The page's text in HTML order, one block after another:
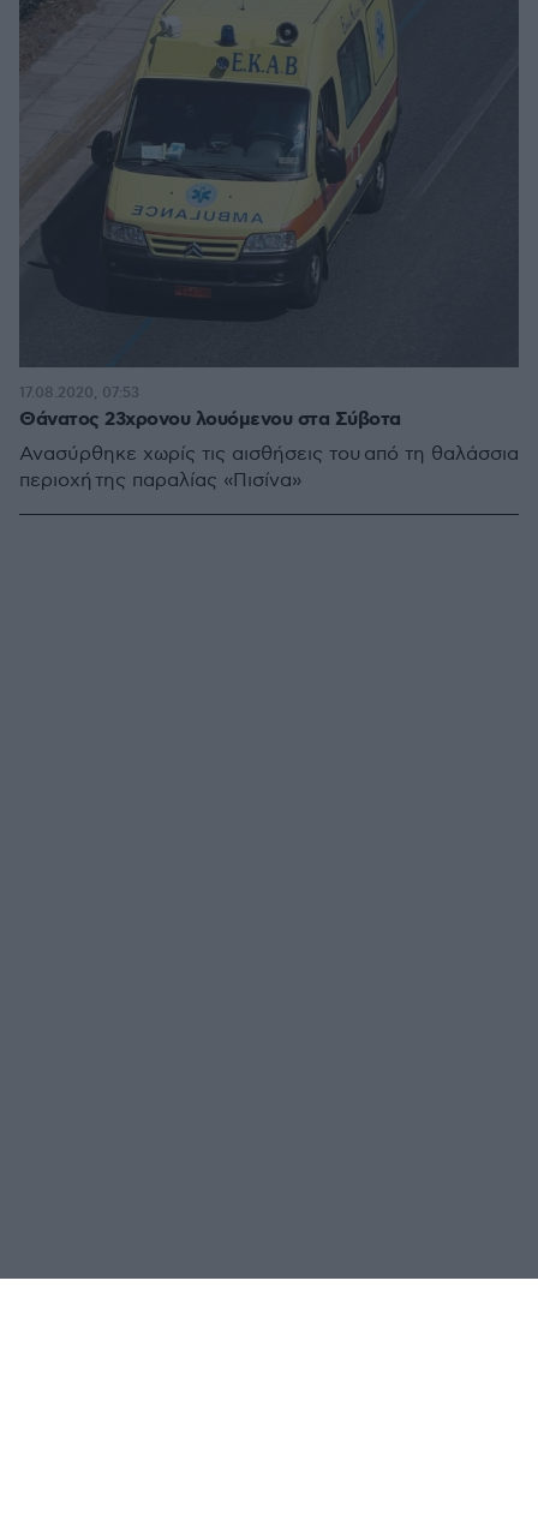
Θάνατος 23χρονου λουόμενου στα Σύβοτα
Ανασύρθηκε χωρίς τις αισθήσεις του από τη θαλάσσια
περιοχή της παραλίας «Πισίνα»
17.08.2020, 07:53